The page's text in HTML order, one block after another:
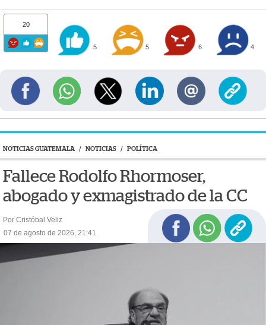
20
5 5 6 4
NOTICIAS GUATEMALA / NOTICIAS / POLÍTICA
Fallece Rodolfo Rhormoser,
abogado y exmagistrado de la CC
Por Cristóbal Veliz
07 de agosto de 2026, 21:41